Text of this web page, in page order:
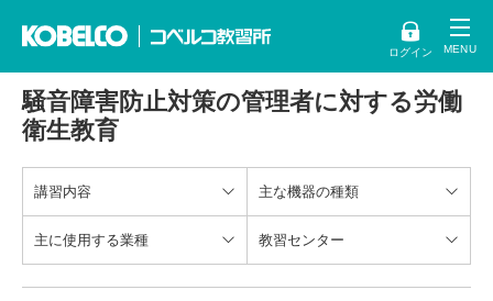
ログイン
騒音障害防止対策の管理者に対する労働
衛生教育
講習内容 主な機器の種類
主に使用する業種 教習センター